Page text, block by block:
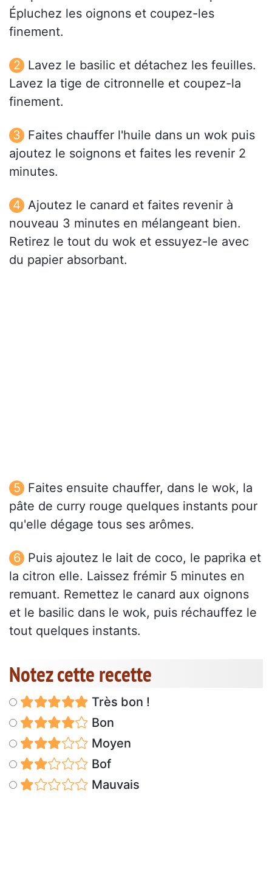
Épluchez les oignons et coupez-les
finement.
Lavez le basilic et détachez les feuilles.
Lavez la tige de citronnelle et coupez-la
finement.
Faites chauffer l'huile dans un wok puis
ajoutez le soignons et faites les revenir 2
minutes.
Ajoutez le canard et faites revenir à
nouveau 3 minutes en mélangeant bien.
Retirez le tout du wok et essuyez-le avec
du papier absorbant.
Faites ensuite chauffer, dans le wok, la
pâte de curry rouge quelques instants pour
qu'elle dégage tous ses arômes.
Puis ajoutez le lait de coco, le paprika et
la citron elle. Laissez frémir 5 minutes en
remuant. Remettez le canard aux oignons
et le basilic dans le wok, puis réchauffez le
tout quelques instants.
Notez cette recette
Très bon !
Bon
Moyen
Bof
Mauvais